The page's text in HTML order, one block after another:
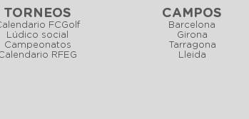
TORNEOS
FCGolf
Lúdico social
Campeonatos
RFEG
CAMPOS
Barcelona
Girona
Tarragona
Lleida